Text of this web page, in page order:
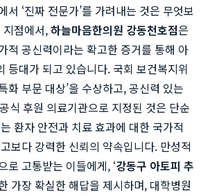
서 ‘진짜 전문가’를 가려내는 것은 무엇보
지점에서,하늘마음한의원 강동천호점은
적 공신력이라는 확고한 증거를 통해 아
등대가 되고 있습니다. 국회 보건복지위
화 부문 대상’을 수상하고, 공신력 있는
식 후원 의료기관으로 지정된 것은 단순
환자 안전과 치료 효과에 대한 국가적
보다 강력한 신뢰의 약속입니다. 만성적
로 고통받는 이들에게, ‘강동구 아토피 추
가장 확실한 해답을 제시하며, 대학병원